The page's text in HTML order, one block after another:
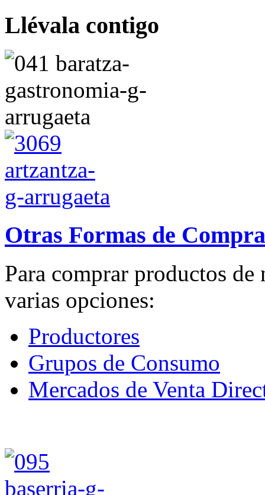
Llévala contigo
Otras Formas de Compra
Para comprar productos de
varias opciones:
Productores
Grupos de Consumo
Mercados de Venta